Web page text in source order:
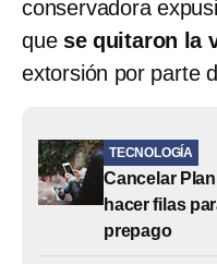
conservadora
que se quitaron la
extorsión por parte
TECNOLOGÍA
Cancelar
hacer filas
prepago